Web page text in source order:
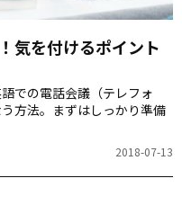
気を付けるポイント
での電話会議（テレフォ
方法。まずはしっかり準備
2018-07-13